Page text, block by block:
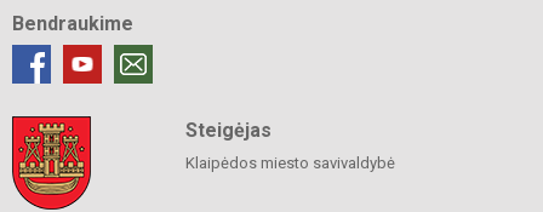
Bendraukime
Steigėjas
Klaipėdos miesto savivaldybė